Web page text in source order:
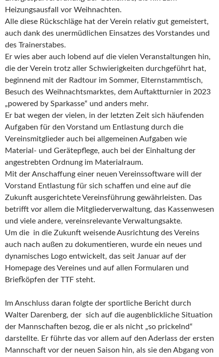
Heizungsausfall vor Weihnachten.
Alle diese Rückschläge hat der Verein relativ gut gemeistert,
auch dank des unermüdlichen Einsatzes des Vorstandes und
des Trainerstabes.
Er wies aber auch lobend auf die vielen Veranstaltungen hin,
die der Verein trotz aller Schwierigkeiten durchgeführt hat,
beginnend mit der Radtour im Sommer, Elternstammtisch,
Besuch des Weihnachtsmarktes, dem Auftaktturnier in 2023
„powered by Sparkasse“ und anders mehr.
Er bat wegen der vielen, in der letzten Zeit sich häufenden
Aufgaben für den Vorstand um Entlastung durch die
Vereinsmitglieder auch bei allgemeinen Aufgaben wie
Material- und Gerätepflege, auch bei der Einhaltung der
angestrebten Ordnung im Materialraum.
Mit der Anschaffung einer neuen Vereinssoftware will der
Vorstand Entlastung für sich schaffen und eine auf die
Zukunft ausgerichtete Vereinsführung gewährleisten. Das
betrifft vor allem die Mitgliederverwaltung, das Kassenwesen
und viele andere, vereinsrelevante Verwaltungsakte.
Um die in die Zukunft weisende Ausrichtung des Vereins
auch nach außen zu dokumentieren, wurde ein neues und
dynamisches Logo entwickelt, das seit Januar auf der
Homepage des Vereines und auf allen Formularen und
Briefköpfen der TTF steht.
Im Anschluss daran folgte der sportliche Bericht durch
Walter Darenberg, der sich auf die augenblickliche Situation
der Mannschaften bezog, die er als nicht „so prickelnd“
darstellte. Er führte das vor allem auf den Aderlass der ersten
Mannschaft vor der neuen Saison hin, als sie den Abgang von